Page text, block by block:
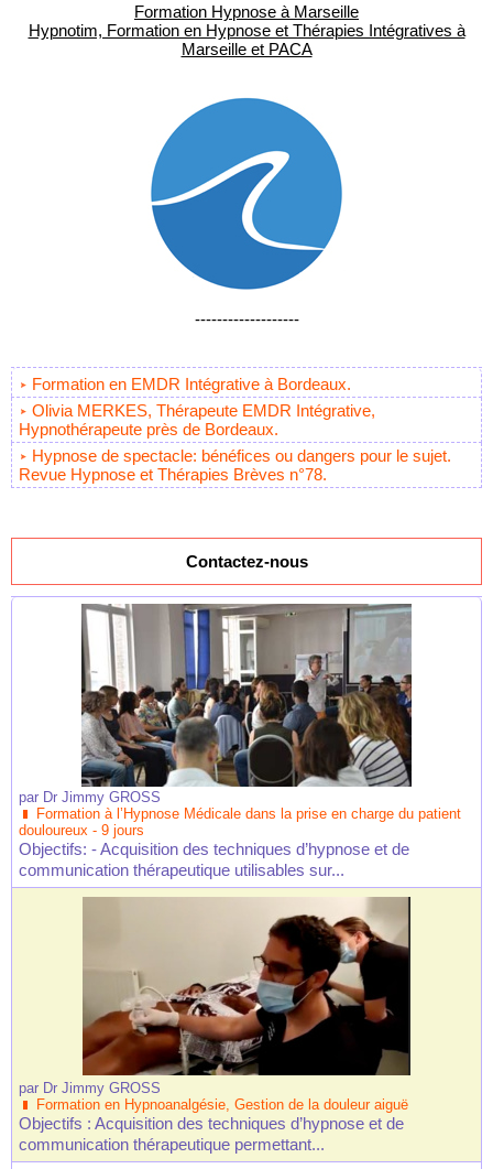
Formation Hypnose à Marseille
Hypnotim, Formation en Hypnose et Thérapies Intégratives à
Marseille et PACA
-------------------
Formation en EMDR Intégrative à Bordeaux.
Olivia MERKES, Thérapeute EMDR Intégrative,
Hypnothérapeute près de Bordeaux.
Hypnose de spectacle: bénéfices ou dangers pour le sujet.
Revue Hypnose et Thérapies Brèves n°78.
Contactez-nous
par Dr Jimmy GROSS
Formation à l’Hypnose Médicale dans la prise en charge du patient
douloureux - 9 jours
Objectifs: - Acquisition des techniques d’hypnose et de
communication thérapeutique utilisables sur...
par Dr Jimmy GROSS
Formation en Hypnoanalgésie, Gestion de la douleur aiguë
Objectifs : Acquisition des techniques d’hypnose et de
communication thérapeutique permettant...